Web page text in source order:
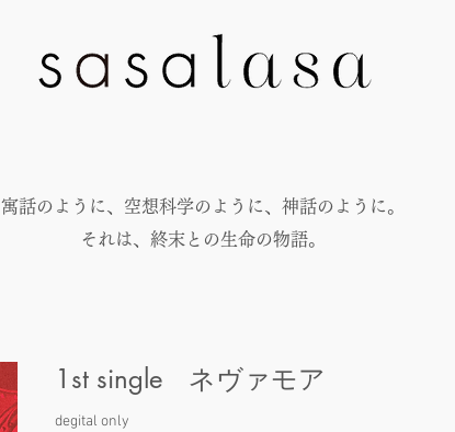
​寓話のように、空想科学のように、神話のように。
​それは、終末との生命の物語。
1st single ネヴァモア
degital only